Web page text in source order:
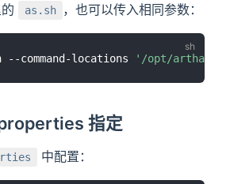
as.sh ，也可以传入相同参数：
--command-locations '/opt/arthas/
指定
中配置：